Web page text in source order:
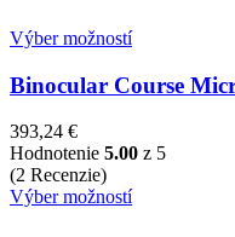
Výber možností
Binocular Course
393,24 €
Hodnotenie 5.00 z 5
(2 Recenzie)
Výber možností